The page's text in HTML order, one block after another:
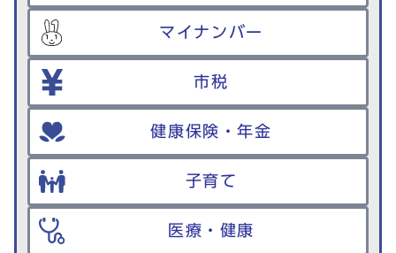
マイナンバー
市税
健康保険・年金
子育て
医療・健康